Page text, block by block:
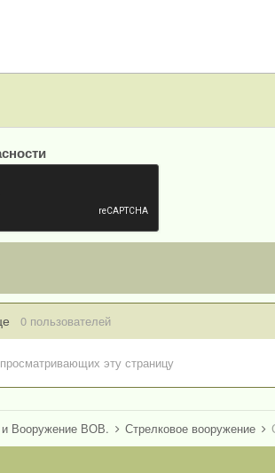
0 пользователей
эту страницу
и Вооружение ВОВ. Стрелковое вооружение